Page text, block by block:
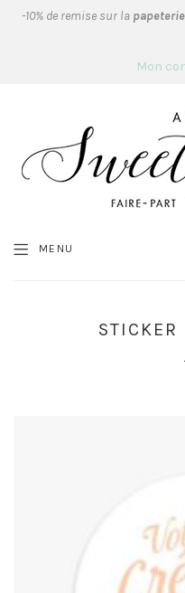
-10% de remise sur la papeterie
Mon
MENU
STICKER